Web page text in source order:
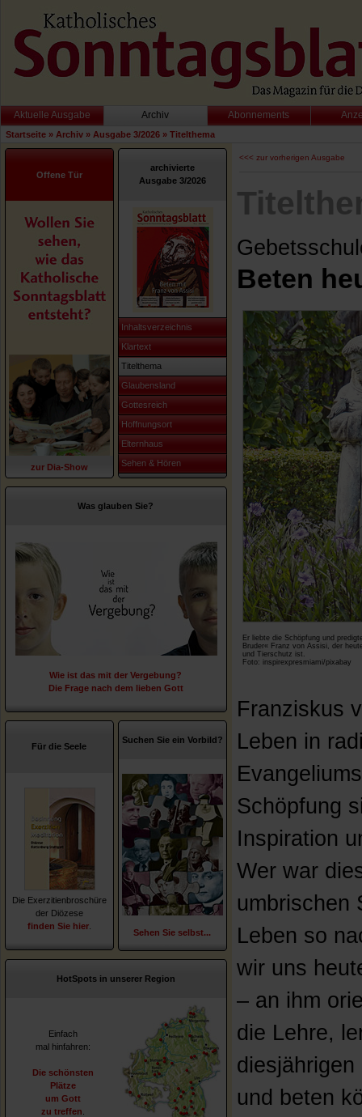
Aktuelle Ausgabe Archiv Abonnements
Startseite » Archiv » Ausgabe 3/2026 » Titelthema
Offene Tür
zur Dia-Show
archivierte
Ausgabe 3/2026
Inhaltsverzeichnis
Klartext
Titelthema
Glaubensland
Gottesreich
Hoffnungsort
Elternhaus
Sehen & Hören
Was glauben Sie?
Wie ist das mit der Vergebung?
Die Frage nach dem lieben Gott
Für die Seele
Die Exerzitienbroschüre
der Diözese
finden Sie hier
Suchen Sie ein Vorbild?
Sehen Sie selbst...
HotSpots in unserer Region
Einfach
mal hinfahren:
Die schönsten
Plätze
um Gott
zu treffen
<<< zur vorherigen Ausgabe
Beten
Er liebte die Schöpfung und
Bruder« Franz von Assisi, der
und Tierschutz ist.
Foto: inspirexpresmiami/pixabay
Franziskus
Leben in
Schöpfung
Inspiration
Wer war
umbrischen
Leben so
wir uns
– an ihm
die Lehre,
und beten